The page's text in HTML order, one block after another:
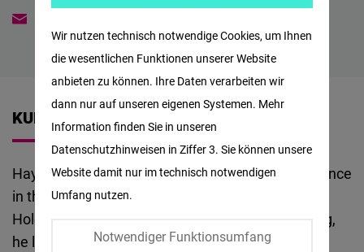
KURZBIOGRAFIE
Haytham is a professional with extensive experience
in the field of communication and graphic design.
Holding a Bachelor's degree in Mining Engineering,
he leverages his technical background to bring a
Wir nutzen technisch notwendige Cookies, um Ihnen
die wesentlichen Funktionen unserer Website
anbieten zu können. Ihre Daten verarbeiten wir
dann nur auf unseren eigenen Systemen. Mehr
Information finden Sie in unseren
Datenschutzhinweisen in Ziffer 3. Sie können unsere
Website damit nur im technisch notwendigen
Umfang nutzen.
Notwendiger Funktionsumfang
Facebook
Embed
Twitter
Embed
Instagram